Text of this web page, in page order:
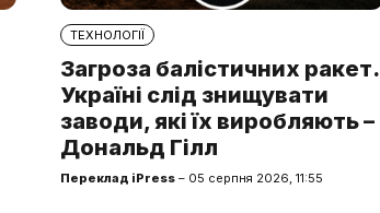
ТЕХНОЛОГІЇ
Загроза балістичних ракет.
Україні слід знищувати
заводи, які їх виробляють –
Дональд Гілл
Переклад iPress – 05 серпня 2026, 11:55